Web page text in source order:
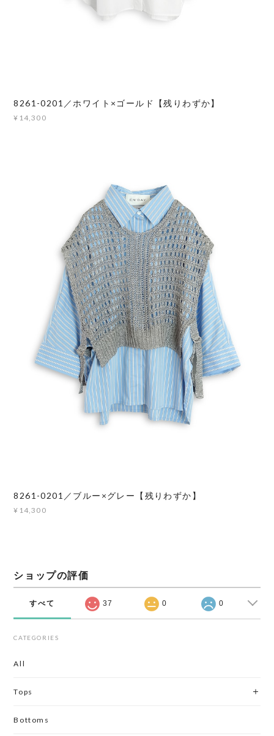
8261-0201／ホワイト×ゴールド【残りわずか】
¥14,300
8261-0201／ブルー×グレー【残りわずか】
¥14,300
ショップの評価
すべて 37 0 0
CATEGORIES
All
Tops
Bottoms